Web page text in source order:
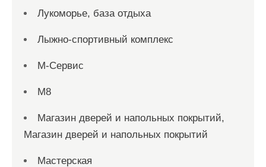
Лукоморье, база отдыха
Лыжно-спортивный комплекс
М-Сервис
М8
Магазин дверей и напольных покрытий,
Магазин дверей и напольных покрытий
Мастерская